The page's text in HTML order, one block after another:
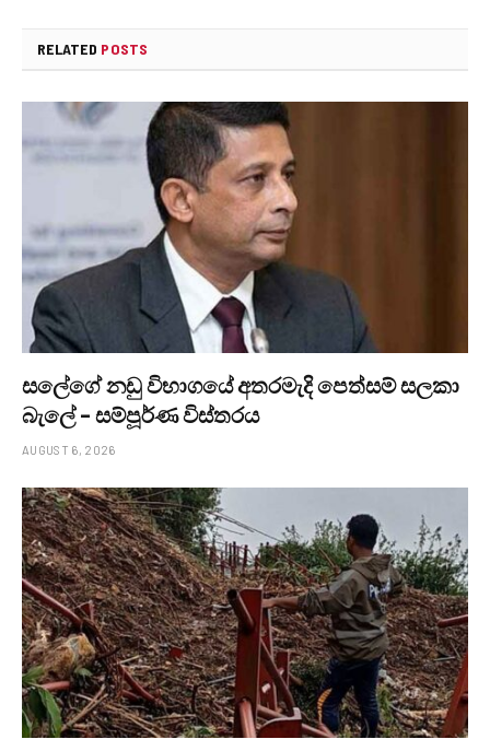
RELATED POSTS
සලේගේ නඩු විභාගයේ අතරමැදි පෙත්සම් සලකා
බැලේ – සම්පූර්ණ විස්තරය
AUGUST 6, 2026